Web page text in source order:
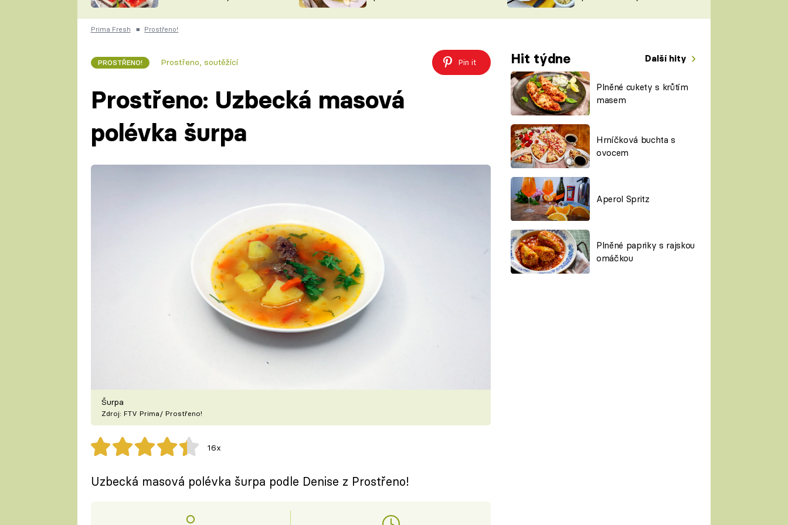
ČESKO NA TALÍŘI
KUCHAŘKA
VYCHYTÁVKY
ŠÉFREDAKTORKY
ČASOPIS
Prima Fresh ■ Prostřeno!
PROSTŘENO! Prostřeno, soutěžící Pin it Hit týdne Další hity
Plněné cukety s krůtím
masem
Hrníčková buchta s
ovocem
Aperol Spritz
Plněné papriky s rajskou
omáčkou
Prostřeno: Uzbecká masová
polévka šurpa
Šurpa
Zdroj: FTV Prima/ Prostřeno!
16x
Uzbecká masová polévka šurpa podle Denise z Prostřeno!